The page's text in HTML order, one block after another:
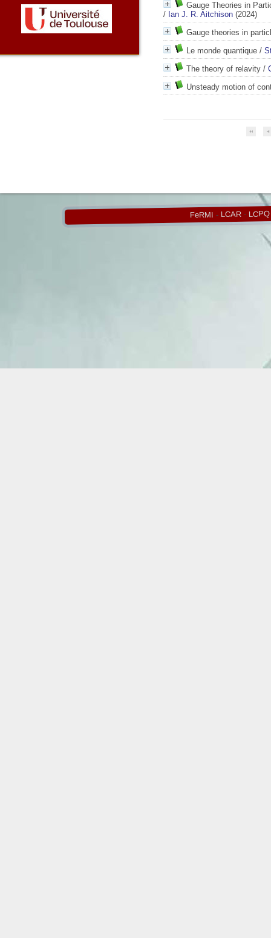
Gauge Theories in
/ Ian J. R. Aitchison (2024)
Gauge theories in
Le monde quantique /
The theory of relavity /
Unsteady motion of
FeRMI - LCAR- LCPQ